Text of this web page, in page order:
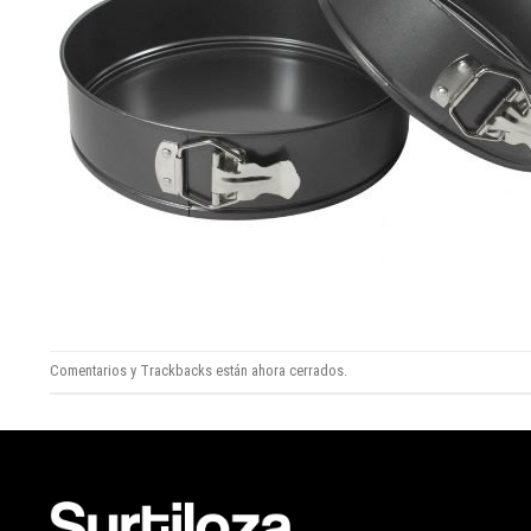
Comentarios y Trackbacks están ahora cerrados.